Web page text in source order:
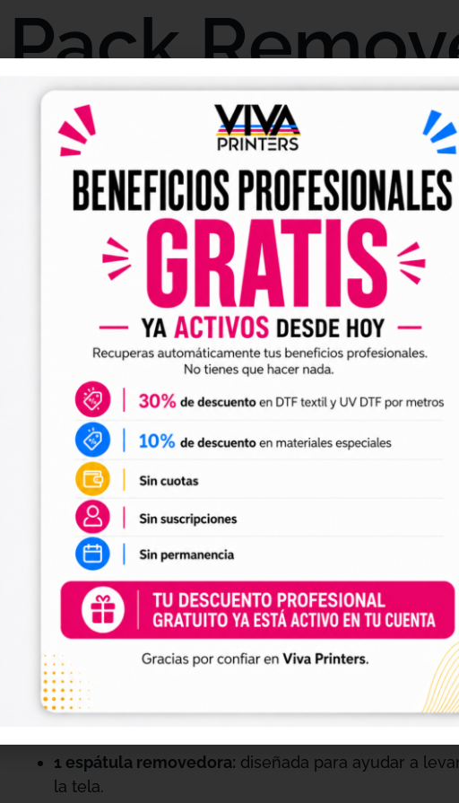
Pack
DTF Textil –
DTF
Pack Removedor DTF Textil Viva DTF
es la solución
impresiones DTF, vinilos térmicos y residuos adhesivos
spray removedor de 100 ml junto con accesorios de
en cada corrección.
¿Qué incluye el Pack
DTF Textil Viva DTF?
Removedor Textil Viva DTF (100 ml spray):
impresiones DTF en segundos sin dejar residuos.
10 toallitas 100 % poliéster:suaves, resistentes y
superficie del tejido.
10 bastoncillos 100 % poliéster:permiten trabajar
1 espátula removedora: diseñada para ayudar a
la tela.